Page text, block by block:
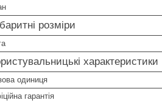
розміри
характеристики
одиниця
гарантія